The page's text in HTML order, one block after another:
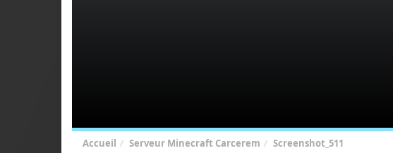
Accueil Serveur Minecraft Carcerem Screenshot_511